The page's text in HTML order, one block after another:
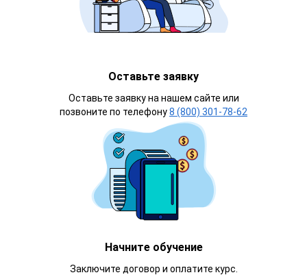
Оставьте заявку
Оставьте заявку на нашем сайте или
позвоните по телефону8 (800) 301-78-62
Начните обучение
Заключите договор и оплатите курс.